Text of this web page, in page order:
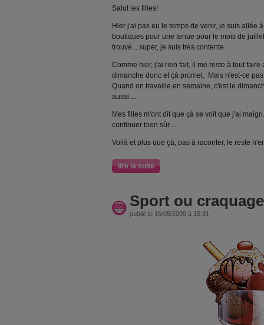
Salut les filles!
Hier j'ai pas eu le temps de venir, je suis allée
boutiques pour une tenue pour le mois de
trouvé....super, je suis très contente.
Comme hier, j'ai rien fait, il me reste à tout
dimanche donc et çà promet. Mais n'est-ce
Quand on travaille en semaine, c'est le
aussi....
Mes filles m'ont dit que çà se voit que j'ai
continuer bien sûr.....
Voilà et plus que çà, pas à raconter, le reste
lire la suite
Sport ou
publié le 15/05/2009 à 15:31